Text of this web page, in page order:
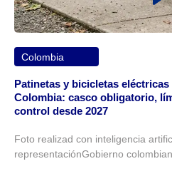
Colombia
Patinetas y bicicletas
Colombia: casco obligatorio,
control desde 2027
Foto realizad con inteligencia
representaciónGobierno